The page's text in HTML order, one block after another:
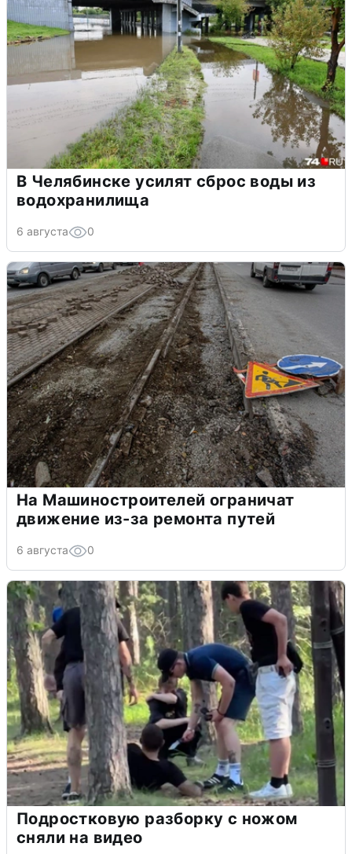
В Челябинске усилят сброс воды из
водохранилища
6 августа 0
На Машиностроителей ограничат
движение из-за ремонта путей
6 августа 0
Подростковую разборку с ножом
сняли на видео